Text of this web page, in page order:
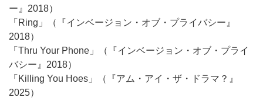
ー』2018）
「Ring」（『インベージョン・オブ・プライバシー』
2018）
「Thru Your Phone」（『インベージョン・オブ・プライ
バシー』2018）
「Killing You Hoes」（『アム・アイ・ザ・ドラマ？』
2025）